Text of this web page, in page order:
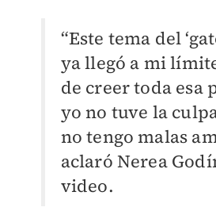
“Este tema del
ya llegó a mi
de creer toda esa
yo no tuve la
no tengo malas
aclaró Nerea
video.